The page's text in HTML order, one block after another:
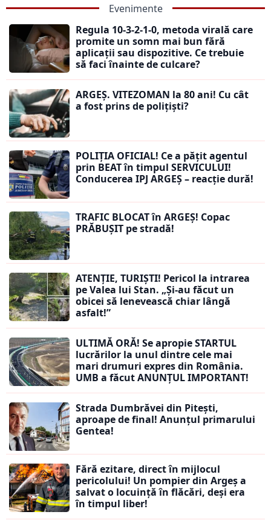
Evenimente
Regula 10-3-2-1-0, metoda virală care
promite un somn mai bun fără
aplicații sau dispozitive. Ce trebuie
să faci înainte de culcare?
ARGEȘ. VITEZOMAN la 80 ani! Cu cât
a fost prins de polițiști?
POLIȚIA OFICIAL! Ce a pățit agentul
prin BEAT în timpul SERVICULUI!
Conducerea IPJ ARGEȘ – reacție dură!
TRAFIC BLOCAT în ARGEȘ! Copac
PRĂBUȘIT pe stradă!
ATENȚIE, TURIȘTI! Pericol la intrarea
pe Valea lui Stan. „Și-au făcut un
obicei să lenevească chiar lângă
asfalt!”
ULTIMĂ ORĂ! Se apropie STARTUL
lucrărilor la unul dintre cele mai
mari drumuri expres din România.
UMB a făcut ANUNȚUL IMPORTANT!
Strada Dumbrăvei din Pitești,
aproape de final! Anunțul primarului
Gentea!
Fără ezitare, direct în mijlocul
pericolului! Un pompier din Argeș a
salvat o locuință în flăcări, deși era
în timpul liber!